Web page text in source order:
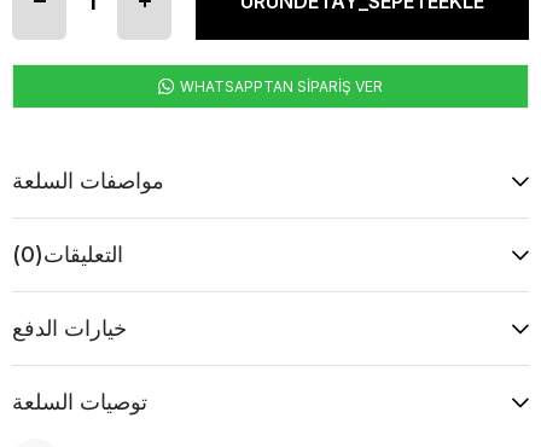
WHATSAPPTAN SİPARİŞ VER
مواصفات السلعة
التعليقات(0)
خيارات الدفع
توصيات السلعة